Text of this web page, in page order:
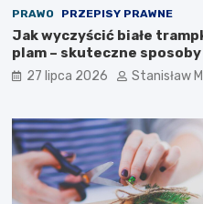
PRAWO PRZEPISY PRAWNE
Jak wyczyścić białe
plam – skuteczne sposoby
27 lipca 2026 Stanisław